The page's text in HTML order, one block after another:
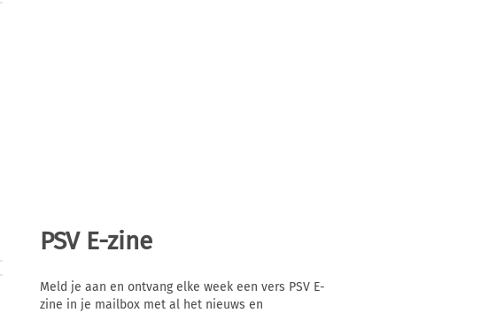
PSV E-zine
Meld je aan en ontvang elke week een vers PSV E-
zine in je mailbox met al het nieuws en